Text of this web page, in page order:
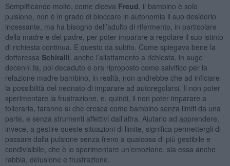
Semplificando molto, come diceva Freud , il bambino è solo
pulsione, non è in grado di bloccare in autonomia il suo desiderio
incessante, ma ha bisogno dell’adulto di rifermento, in particolare
della madre e del padre, per poter imparare a regolare il suo istinto
di richiesta continua. E questo da subito. Come spiegava bene la
dottoressa Schiralli , anche l’allattamento a richiesta, in auge
decenni fa, poi decaduto e ora riproposto come salvifico per la
relazione madre bambino, in realtà, non andrebbe che ad inficiare
la possibilità del neonato di imparare ad autoregolarsi. Il non poter
sperimentare la frustrazione, e, quindi, il non poter imparare a
tollerarla, faranno sì che cresca come bambino senza limiti da una
parte, e senza strumenti affettivi dall’altra. Aiutarlo ad apprendere,
invece, a gestire queste situazioni di limite, significa permettergli di
passare dalla pulsione senza freno a qualcosa di più gestibile e
condivisibile, che è lo sperimentare un’emozione, sia essa anche
rabbia, delusione e frustrazione.